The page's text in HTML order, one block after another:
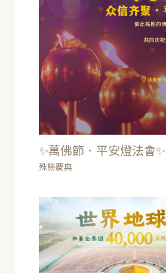
✨萬佛節．平安燈法會✨
殊勝慶典